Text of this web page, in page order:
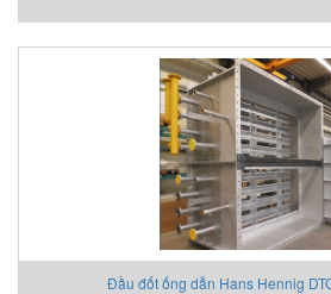
Đầu đốt ống dẫn Hans Hennig